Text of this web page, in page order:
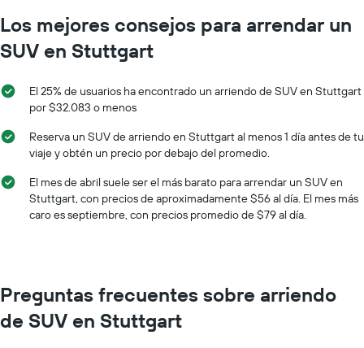
precio
promedio
de
auto
de
renta
por
día.
gráfico
muestra
que
las
empresas
renta
de
autos.
eje
que
Los mejores consejos para arrendar un
SUV en Stuttgart
El 25% de usuarios ha encontrado un arriendo de SUV en Stuttgart
por $32.083 o menos
Reserva un SUV de arriendo en Stuttgart al menos 1 día antes de tu
viaje y obtén un precio por debajo del promedio.
El mes de abril suele ser el más barato para arrendar un SUV en
Stuttgart, con precios de aproximadamente $56 al día. El mes más
caro es septiembre, con precios promedio de $79 al día.
Preguntas frecuentes sobre arriendo
de SUV en Stuttgart